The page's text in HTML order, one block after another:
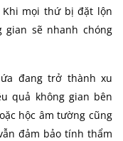
Khi mọi thứ bị đặt lộn
gian sẽ nhanh chóng
đang trở thành xu
quả không gian bên
hộc âm tường cũng
đảm bảo tính thẩm